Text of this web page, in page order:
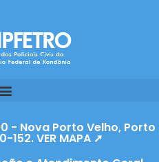
- Nova Porto Velho, Porto
152. VER MAPA ➚